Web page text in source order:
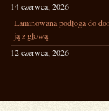
14 czerwca, 2026
Laminowana podłoga do
ją z głową
12 czerwca, 2026